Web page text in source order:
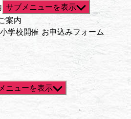
サブメニューを表示
案内
学校開催 お申込みフォーム
ニューを表示